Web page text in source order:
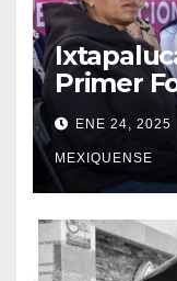
Primer
ENE 24, 2025
MEXIQUENSE